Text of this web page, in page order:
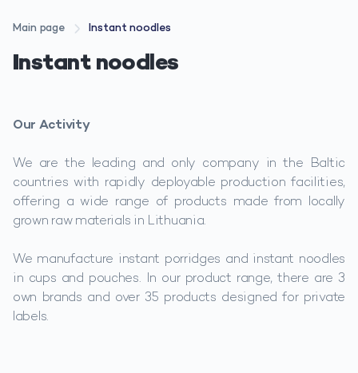
Main page Instant noodles
Instant noodles
Our Activity
We are the leading and only company in the Baltic
countries with rapidly deployable production facilities,
offering a wide range of products made from locally
grown raw materials in Lithuania.
We manufacture instant porridges and instant noodles
in cups and pouches. In our product range, there are 3
own brands and over 35 products designed for private
labels.